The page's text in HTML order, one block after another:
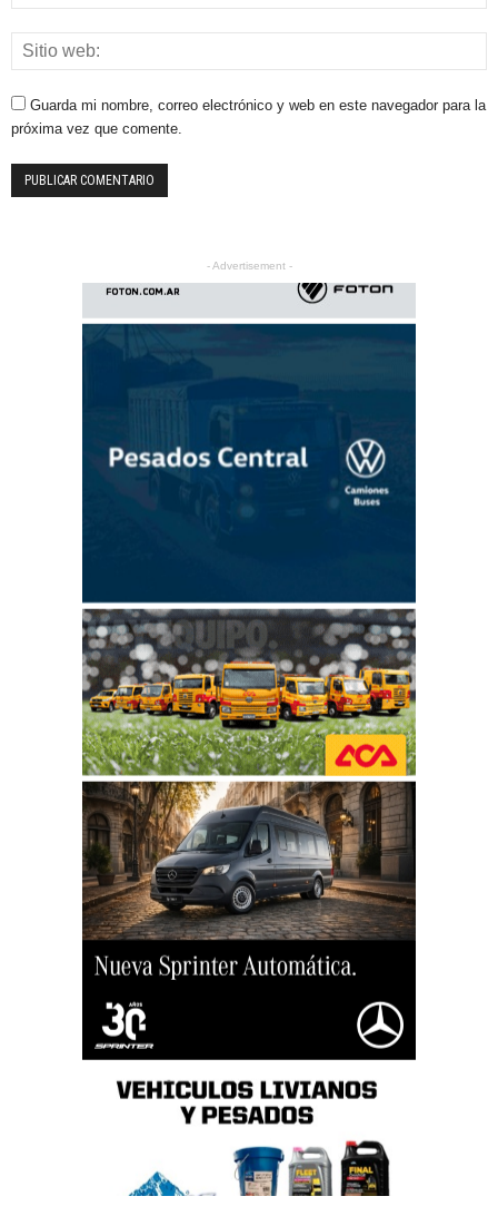
Guarda mi nombre, correo electrónico y web en este navegador para la
próxima vez que comente.
- Advertisement -